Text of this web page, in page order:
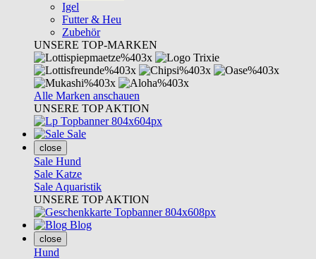
Igel
Futter & Heu
Zubehör
UNSERE TOP-MARKEN
Alle Marken anschauen
UNSERE TOP AKTION
Sale
close
Sale Hund
Sale Katze
Sale Aquaristik
UNSERE TOP AKTION
Blog
close
Hund